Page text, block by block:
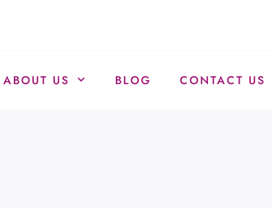
ABOUT US BLOG CONTACT US